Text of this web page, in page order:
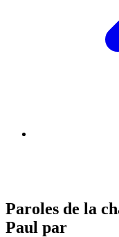
Paroles de la
Paul par